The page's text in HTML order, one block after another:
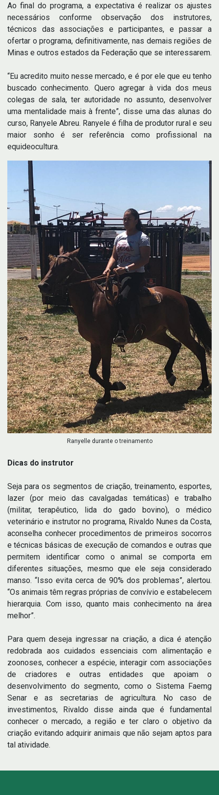
Ao final do programa, a expectativa é realizar os ajustes
necessários conforme observação dos instrutores,
técnicos das associações e participantes, e passar a
ofertar o programa, definitivamente, nas demais regiões de
Minas e outros estados da Federação que se interessarem.
“Eu acredito muito nesse mercado, e é por ele que eu tenho
buscado conhecimento. Quero agregar à vida dos meus
colegas de sala, ter autoridade no assunto, desenvolver
uma mentalidade mais à frente”, disse uma das alunas do
curso, Ranyele Abreu. Ranyele é filha de produtor rural e seu
maior sonho é ser referência como profissional na
equideocultura.
Ranyelle durante o treinamento
Dicas do instrutor
Seja para os segmentos de criação, treinamento, esportes,
lazer (por meio das cavalgadas temáticas) e trabalho
(militar, terapêutico, lida do gado bovino), o médico
veterinário e instrutor no programa, Rivaldo Nunes da Costa,
aconselha conhecer procedimentos de primeiros socorros
e técnicas básicas de execução de comandos e outras que
permitem identificar como o animal se comporta em
diferentes situações, mesmo que ele seja considerado
manso. “Isso evita cerca de 90% dos problemas”, alertou.
“Os animais têm regras próprias de convívio e estabelecem
hierarquia. Com isso, quanto mais conhecimento na área
melhor”.
Para quem deseja ingressar na criação, a dica é atenção
redobrada aos cuidados essenciais com alimentação e
zoonoses, conhecer a espécie, interagir com associações
de criadores e outras entidades que apoiam o
desenvolvimento do segmento, como o Sistema Faemg
Senar e as secretarias de agricultura. No caso de
investimentos, Rivaldo disse ainda que é fundamental
conhecer o mercado, a região e ter claro o objetivo da
criação evitando adquirir animais que não sejam aptos para
tal atividade.